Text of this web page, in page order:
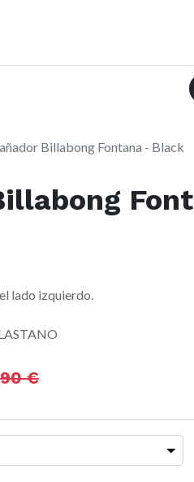
Billabong Fontana - Black
lado izquierdo.
€